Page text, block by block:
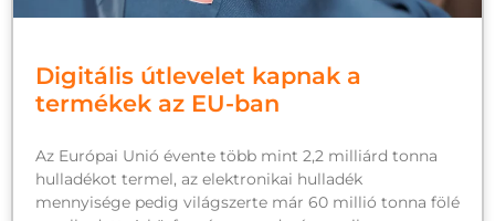
Digitális útlevelet kapnak a
termékek az EU-ban
Az Európai Unió évente több mint 2,2 milliárd tonna
hulladékot termel, az elektronikai hulladék
mennyisége pedig világszerte már 60 millió tonna fölé